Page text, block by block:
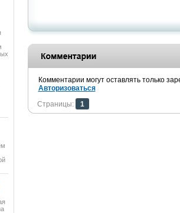
Комментарии могут оставлять только
Авторизоваться
Страницы:
1